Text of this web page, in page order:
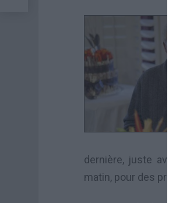
dernière, juste
matin, pour des